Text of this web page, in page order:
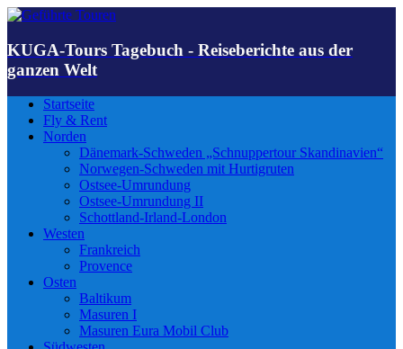
KUGA-Tours Tagebuch - Reiseberichte aus der
ganzen Welt
Startseite
Fly & Rent
Norden
Dänemark-Schweden „Schnuppertour Skandinavien“
Norwegen-Schweden mit Hurtigruten
Ostsee-Umrundung
Ostsee-Umrundung II
Schottland-Irland-London
Westen
Frankreich
Provence
Osten
Baltikum
Masuren I
Masuren Eura Mobil Club